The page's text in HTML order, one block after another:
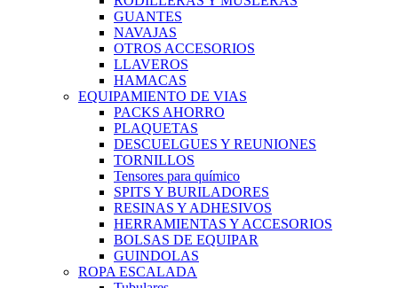
GUANTES
NAVAJAS
OTROS ACCESORIOS
LLAVEROS
HAMACAS
EQUIPAMIENTO DE VIAS
PACKS AHORRO
PLAQUETAS
DESCUELGUES Y REUNIONES
TORNILLOS
Tensores para químico
SPITS Y BURILADORES
RESINAS Y ADHESIVOS
HERRAMIENTAS Y ACCESORIOS
BOLSAS DE EQUIPAR
GUINDOLAS
ROPA ESCALADA